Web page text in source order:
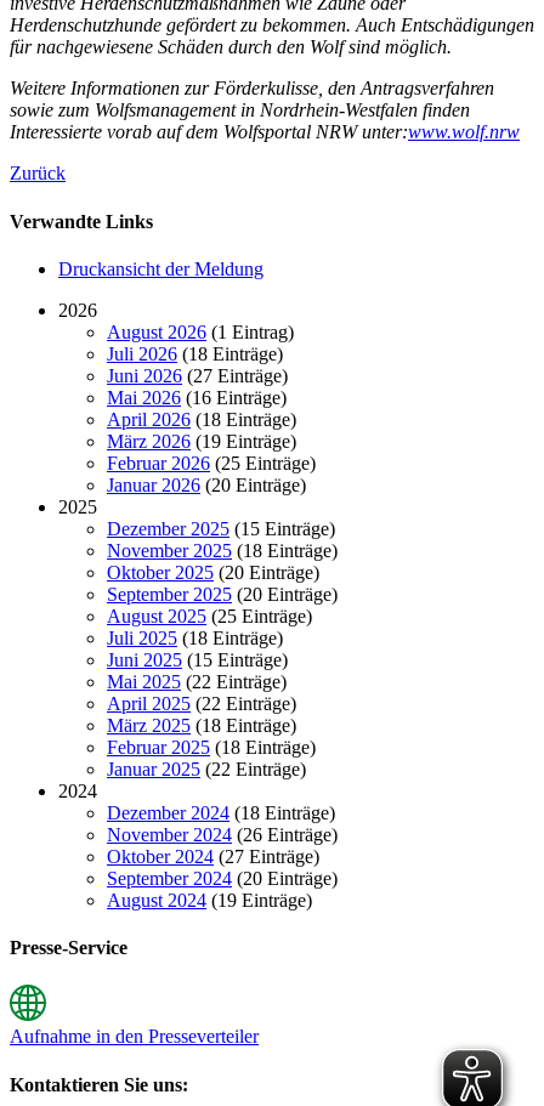
Herdenschutzhunde gefördert zu bekommen. Auch Entschädigungen
für nachgewiesene Schäden durch den Wolf sind möglich.
Weitere Informationen zur Förderkulisse, den Antragsverfahren
sowie zum Wolfsmanagement in Nordrhein-Westfalen finden
Interessierte vorab auf dem Wolfsportal NRW unter:www.wolf.nrw
Zurück
Verwandte Links
Druckansicht der Meldung
2026
August 2026 (1 Eintrag)
Juli 2026 (18 Einträge)
Juni 2026 (27 Einträge)
Mai 2026 (16 Einträge)
April 2026 (18 Einträge)
März 2026 (19 Einträge)
Februar 2026 (25 Einträge)
Januar 2026 (20 Einträge)
2025
Dezember 2025 (15 Einträge)
November 2025 (18 Einträge)
Oktober 2025 (20 Einträge)
September 2025 (20 Einträge)
August 2025 (25 Einträge)
Juli 2025 (18 Einträge)
Juni 2025 (15 Einträge)
Mai 2025 (22 Einträge)
April 2025 (22 Einträge)
März 2025 (18 Einträge)
Februar 2025 (18 Einträge)
Januar 2025 (22 Einträge)
2024
Dezember 2024 (18 Einträge)
November 2024 (26 Einträge)
Oktober 2024 (27 Einträge)
September 2024 (20 Einträge)
August 2024 (19 Einträge)
Presse-Service
Aufnahme in den Presseverteiler
Kontaktieren Sie uns: